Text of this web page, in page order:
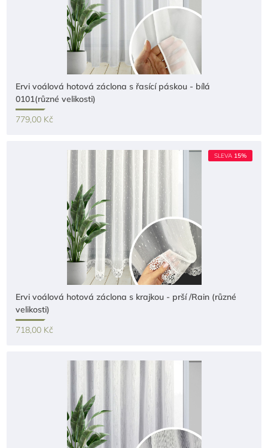
Ervi voálová hotová záclona s řasící páskou - bílá
0101(různé velikosti)
779,00 Kč
SLEVA 15%
Ervi voálová hotová záclona s krajkou - prší /Rain (různé
velikosti)
718,00 Kč